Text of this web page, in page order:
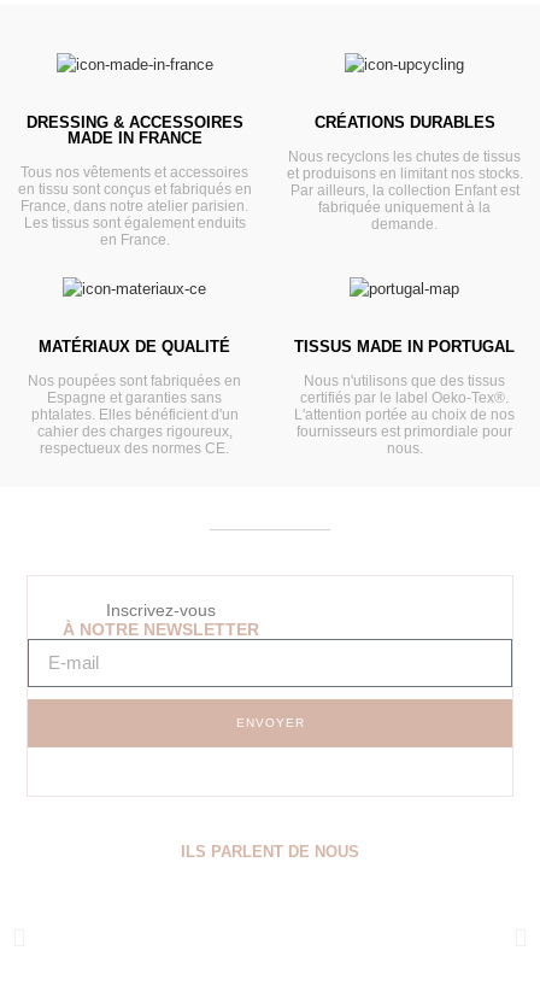
DRESSING & ACCESSOIRES
MADE IN FRANCE
Tous nos vêtements et accessoires
en tissu sont conçus et fabriqués en
France, dans notre atelier parisien.
Les tissus sont également enduits
en France.
CRÉATIONS DURABLES
Nous recyclons les chutes de tissus
et produisons en limitant nos stocks.
Par ailleurs, la collection Enfant est
fabriquée uniquement à la
demande.
MATÉRIAUX DE QUALITÉ
Nos poupées sont fabriquées en
Espagne et garanties sans
phtalates. Elles bénéficient d'un
cahier des charges rigoureux,
respectueux des normes CE.
TISSUS MADE IN PORTUGAL
Nous n'utilisons que des tissus
certifiés par le label Oeko-Tex®.
L'attention portée au choix de nos
fournisseurs est primordiale pour
nous.
Inscrivez-vous
À NOTRE NEWSLETTER
ENVOYER
ILS PARLENT DE NOUS